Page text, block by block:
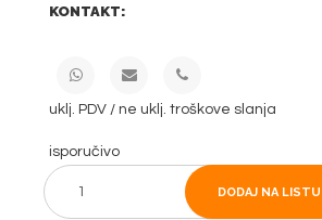
KONTAKT:
uklj. PDV / ne uklj. troškove slanja
isporučivo
DODAJ NA